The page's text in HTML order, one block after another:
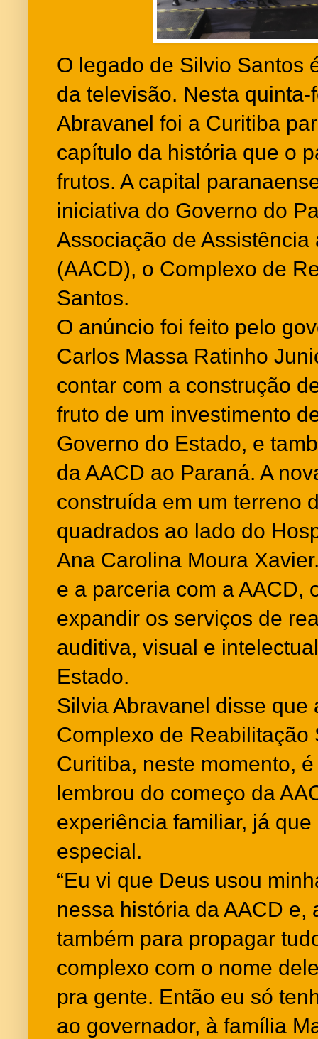
O legado de Silvio Santos
da televisão. Nesta
Abravanel foi a Curitiba
capítulo da história que o
frutos. A capital
iniciativa do Governo do
Associação de
(AACD), o Complexo de
Santos.
O anúncio foi feito pelo
Carlos Massa Ratinho
contar com a construção
fruto de um investimento
Governo do Estado, e
da AACD ao Paraná. A
construída em um terreno
quadrados ao lado do
Ana Carolina Moura
e a parceria com a AACD,
expandir os serviços de
auditiva, visual e
Estado.
Silvia Abravanel disse que
Complexo de Reabilitação
Curitiba, neste momento,
lembrou do começo da
experiência familiar, já
especial.
“Eu vi que Deus usou
nessa história da AACD e,
também para propagar
complexo com o nome
pra gente. Então eu só
ao governador, à família